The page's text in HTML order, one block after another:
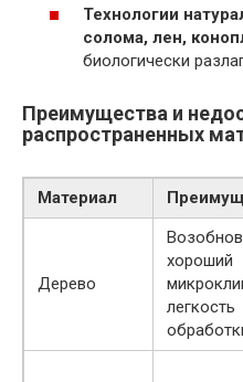
Технологии
солома, лен,
биологически
Преимущества и
распространенных
Материал
Дерево
хороший
легкость